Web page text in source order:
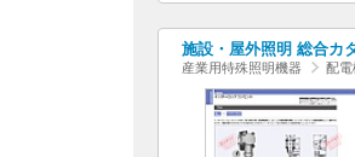
施設・屋外照明 総合カ
産業用特殊照明機器 配電